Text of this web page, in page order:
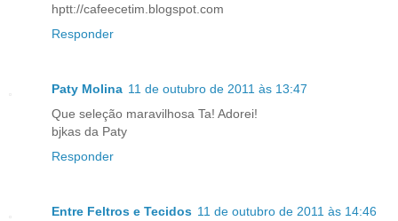
hptt://cafeecetim.blogspot.com
Responder
Paty Molina 11 de outubro de 2011 às 13:47
Que seleção maravilhosa Ta! Adorei!
bjkas da Paty
Responder
Entre Feltros e Tecidos 11 de outubro de 2011 às 14:46